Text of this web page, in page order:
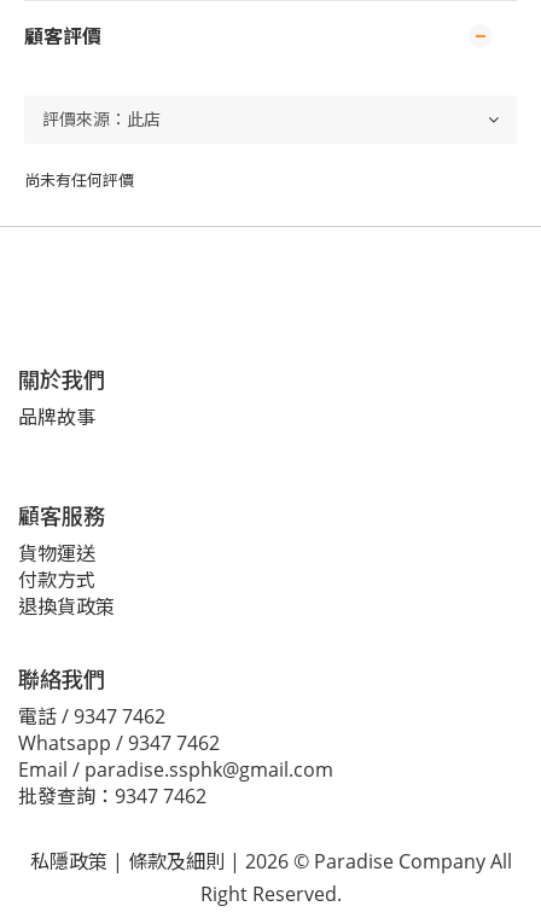
顧客評價
尚未有任何評價
關於我們
品牌故事
顧客服務
貨物運送
付款方式
退換貨政策
聯絡我們
電話 / 9347 7462
Whatsapp / 9347 7462
Email / paradise.ssphk@gmail.com
批發查詢：9347 7462
私隱政策 | 條款及細則 | 2026 © Paradise Company All
Right Reserved.